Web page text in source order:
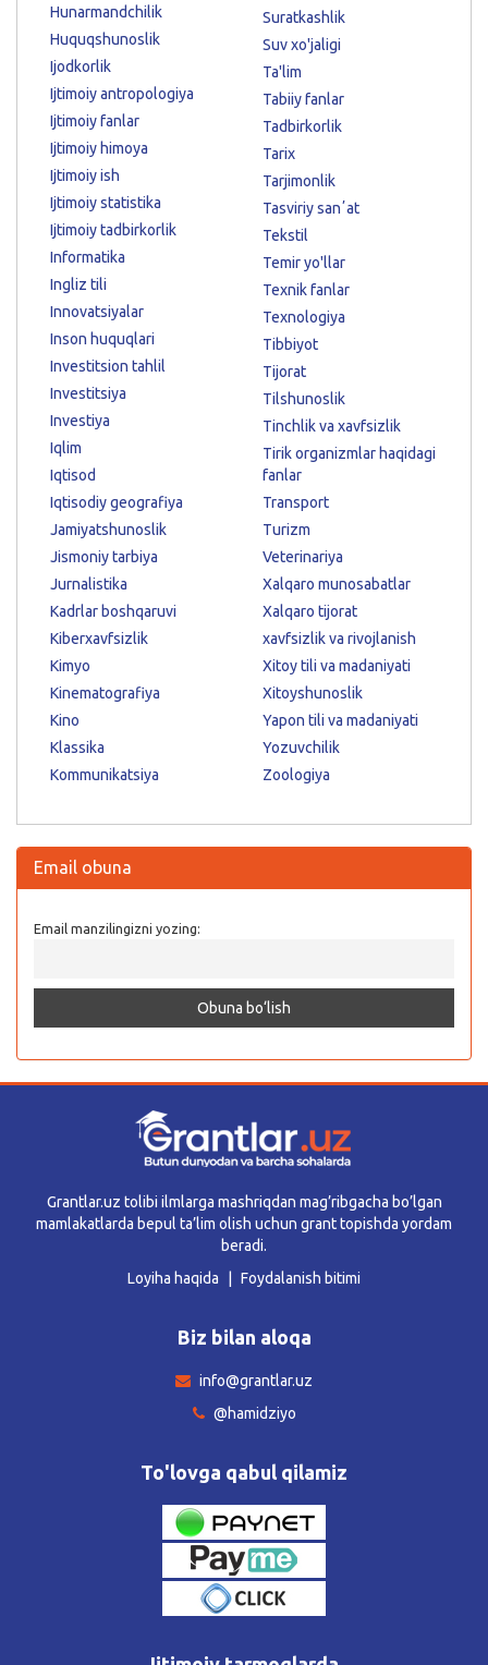
Hunarmandchilik
Huquqshunoslik
Ijodkorlik
Ijtimoiy antropologiya
Ijtimoiy fanlar
Ijtimoiy himoya
Ijtimoiy ish
Ijtimoiy statistika
Ijtimoiy tadbirkorlik
Informatika
Ingliz tili
Innovatsiyalar
Inson huquqlari
Investitsion tahlil
Investitsiya
Investiya
Iqlim
Iqtisod
Iqtisodiy geografiya
Jamiyatshunoslik
Jismoniy tarbiya
Jurnalistika
Kadrlar boshqaruvi
Kiberxavfsizlik
Kimyo
Kinematografiya
Kino
Klassika
Kommunikatsiya
Suratkashlik
Suv xo'jaligi
Ta'lim
Tabiiy fanlar
Tadbirkorlik
Tarix
Tarjimonlik
Tasviriy sanʼat
Tekstil
Temir yo'llar
Texnik fanlar
Texnologiya
Tibbiyot
Tijorat
Tilshunoslik
Tinchlik va xavfsizlik
Tirik organizmlar haqidagi
fanlar
Transport
Turizm
Veterinariya
Xalqaro munosabatlar
Xalqaro tijorat
xavfsizlik va rivojlanish
Xitoy tili va madaniyati
Xitoyshunoslik
Yapon tili va madaniyati
Yozuvchilik
Zoologiya
Email obuna
Email manzilingizni yozing:
Grantlar.uz tolibi ilmlarga mashriqdan mag’ribgacha bo’lgan
mamlakatlarda bepul ta’lim olish uchun grant topishda yordam
beradi.
Loyiha haqida
Foydalanish bitimi
Biz bilan aloqa
info@grantlar.uz
@hamidziyo
To'lovga qabul qilamiz